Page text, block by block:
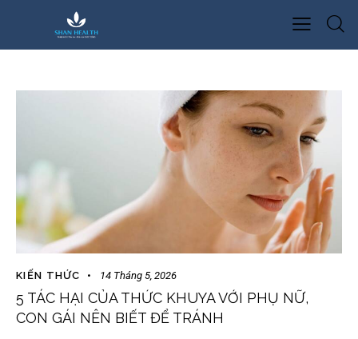
KIẾN THỨC 14 Tháng 5, 2026
5 TÁC HẠI CỦA THỨC KHUYA VỚI PHỤ NỮ,
CON GÁI NÊN BIẾT ĐỂ TRÁNH